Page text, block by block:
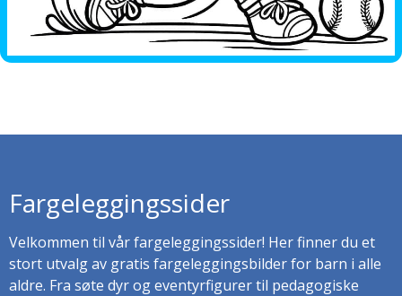
Fargeleggingssider
Velkommen til vår fargeleggingssider! Her finner du et
stort utvalg av gratis fargeleggingsbilder for barn i alle
aldre. Fra søte dyr og eventyrfigurer til pedagogiske